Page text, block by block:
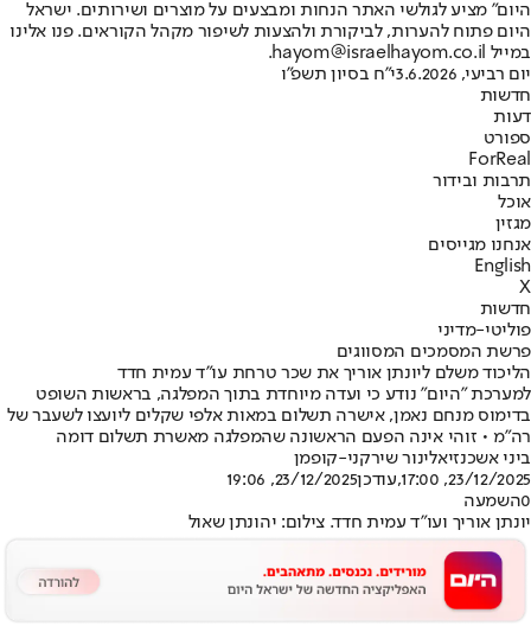
היום" מציע לגולשי האתר הנחות ומבצעים על מוצרים ושירותים. ישראל
היום פתוח להערות, לביקורת ולהצעות לשיפור מקהל הקוראים. פנו אלינו
במייל hayom@israelhayom.co.il.
יום רביעי, 3.6.2026
י"ח בסיון תשפ"ו
חדשות
דעות
ספורט
ForReal
תרבות ובידור
אוכל
מגזין
אנחנו מגייסים
English
X
חדשות
פוליטי-מדיני
פרשת המסמכים המסווגים
הליכוד משלם ליונתן אוריך את שכר טרחת עו"ד עמית חדד
למערכת "היום" נודע כי ועדה מיוחדת בתוך המפלגה, בראשות השופט
בדימוס מנחם נאמן, אישרה תשלום במאות אלפי שקלים ליועצו לשעבר של
רה"מ • זוהי אינה הפעם הראשונה שהמפלגה מאשרת תשלום דומה
ביני אשכנזיאלינור שירקני-קופמן
23/12/2025, 17:00
,עודכן23/12/2025, 19:06
0השמעה
יונתן אוריך ועו"ד עמית חדד. צילום: יהונתן שאול